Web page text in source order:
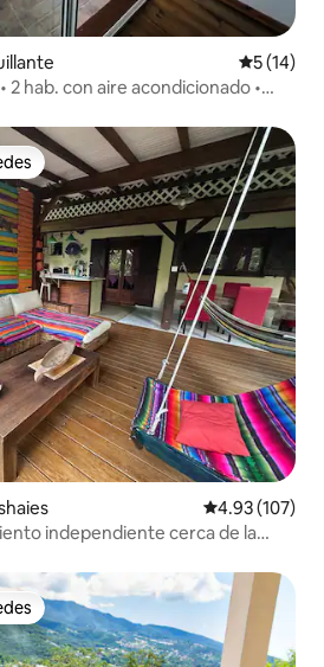
5 (14)
2 hab. con aire acondicionado •
Calificación
4.93 (107)
independiente cerca de la